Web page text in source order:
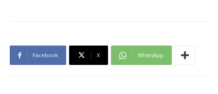
Facebook X WhatsApp